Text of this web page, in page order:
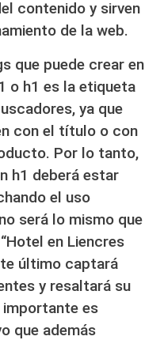
contenido y sirven
de la web.
que puede crear en
o h1 es la etiqueta
ya que
con el título o con
Por lo tanto,
h1 deberá estar
el uso
será lo mismo que
en Liencres
último captará
y resaltará su
importante es
que además